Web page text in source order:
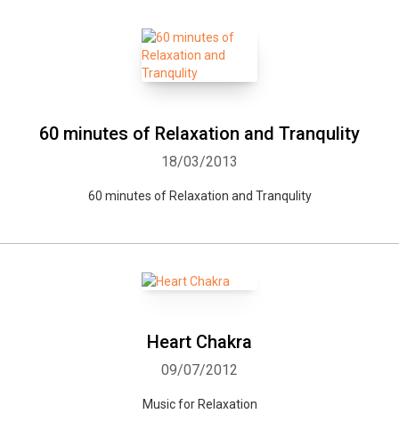
60 minutes of Relaxation and Tranqulity
18/03/2013
60 minutes of Relaxation and Tranqulity
Heart Chakra
09/07/2012
Music for Relaxation